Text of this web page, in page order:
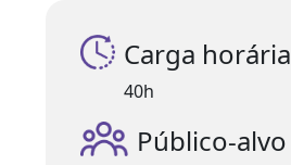
Carga horária
40h
Público-alvo